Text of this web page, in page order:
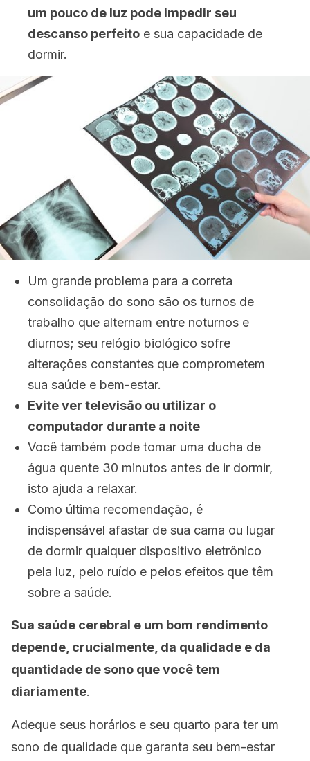
um pouco de luz pode impedir seu
descanso perfeito e sua capacidade de
dormir.
Um grande problema para a correta
consolidação do sono são os turnos de
trabalho que alternam entre noturnos e
diurnos; seu relógio biológico sofre
alterações constantes que comprometem
sua saúde e bem-estar.
Evite ver televisão ou utilizar o
computador durante a noite
Você também pode tomar uma ducha de
água quente 30 minutos antes de ir dormir,
isto ajuda a relaxar.
Como última recomendação, é
indispensável afastar de sua cama ou lugar
de dormir qualquer dispositivo eletrônico
pela luz, pelo ruído e pelos efeitos que têm
sobre a saúde.
Sua saúde cerebral e um bom rendimento
depende, crucialmente, da qualidade e da
quantidade de sono que você tem
diariamente.
Adeque seus horários e seu quarto para ter um
sono de qualidade que garanta seu bem-estar